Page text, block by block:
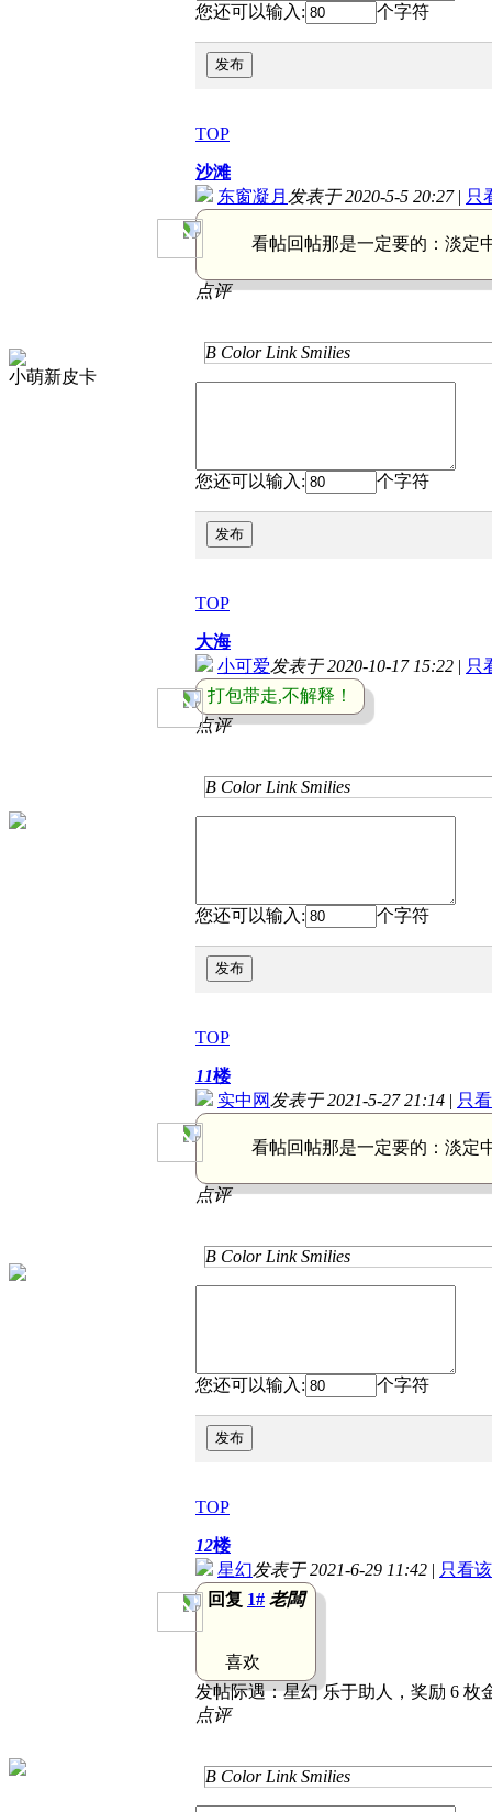
您还可以输入: 个字符
发布
TOP
小萌新皮卡
沙滩
东窗凝月 发表于 2020-5-5 20:27| 只
看帖回帖那是一定要的： 淡定
点评
B Color Link Smilies
您还可以输入: 个字符
发布
TOP
大海
小可爱发表于 2020-10-17 15:22 | 只
打包带走,不解释！
点评
B Color Link Smilies
您还可以输入: 个字符
发布
TOP
11楼
实中网 发表于 2021-5-27 21:14 | 只
看帖回帖那是一定要的： 淡定
点评
B Color Link Smilies
您还可以输入: 个字符
发布
TOP
12楼
星幻发表于 2021-6-29 11:42 | 只看
回复 1# 老闆
喜欢
发帖际遇：星幻 乐于助人，奖励 6 枚
点评
B Color Link Smilies